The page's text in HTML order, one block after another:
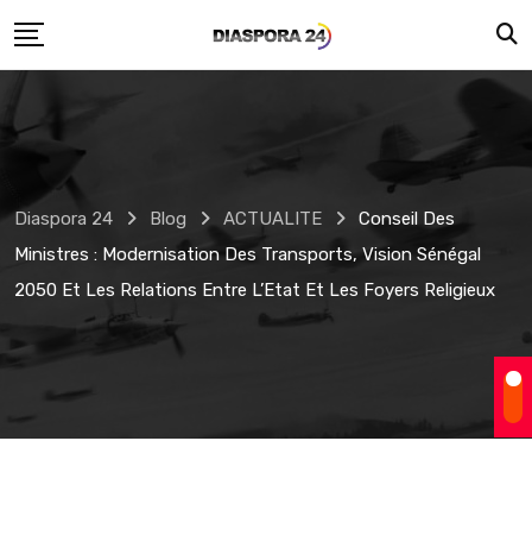
to
Diaspora 24 Blog ACTUALITE
Conseil Des
Ministres : Modernisation Des Transports, Vision Sénégal
2050 Et Les Relations Entre L’Etat Et Les Foyers Religieux